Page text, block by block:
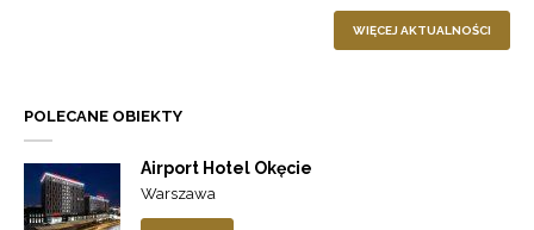
WIĘCEJ AKTUALNOŚCI
POLECANE OBIEKTY
Airport Hotel Okęcie
Warszawa